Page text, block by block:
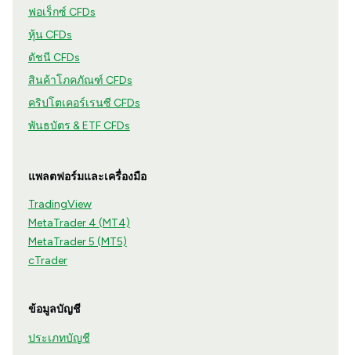
ฟอเร็กซ์ CFDs
หุ้น CFDs
ดัชนี CFDs
สินค้าโภคภัณฑ์ CFDs
คริปโตเคอร์เรนซี CFDs
พันธบัตร & ETF CFDs
แพลตฟอร์มและเครื่องมือ
TradingView
MetaTrader 4 (MT4)
MetaTrader 5 (MT5)
cTrader
ข้อมูลบัญชี
ประเภทบัญชี